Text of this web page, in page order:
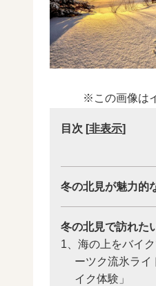
※この画像は
目次 [非表示]
冬の北見が魅力的
冬の北見で訪れた
1、海の上をバイ
ーツク流氷ライ
イク体験」